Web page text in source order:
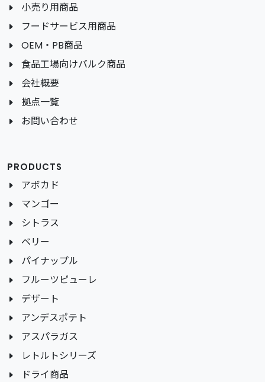
小売り用商品
フードサービス用商品
OEM・PB商品
食品工場向けバルク商品
会社概要
拠点一覧
お問い合わせ
PRODUCTS
アボカド
マンゴー
シトラス
ベリー
パイナップル
フルーツピューレ
デザート
アンデスポテト
アスパラガス
レトルトシリーズ
ドライ商品